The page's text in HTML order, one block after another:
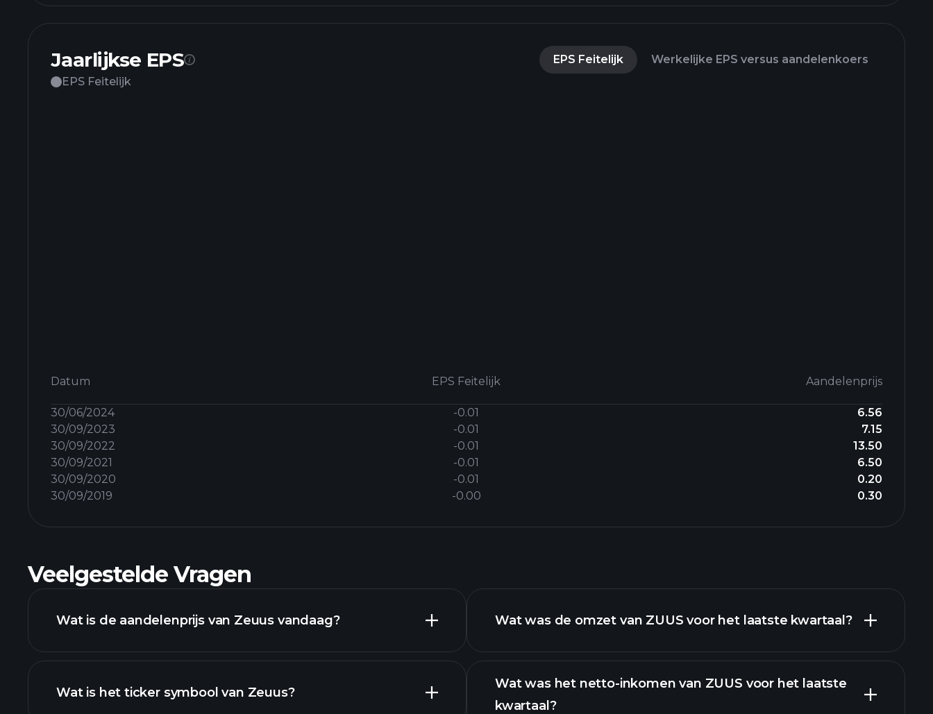
Jaarlijkse EPS EPS Feitelijk
Werkelijke EPS versus aandelenkoers
EPS Feitelijk
Datum EPS Feitelijk Aandelenprijs
30/06/2024 -0.01
6.56
30/09/2023
-0.01
7.15
30/09/2022
-0.01
13.50
30/09/2021
-0.01
6.50
30/09/2020
-0.01
0.20
30/09/2019
-0.00 0.30
Veelgestelde Vragen
Wat is de aandelenprijs van Zeuus vandaag?
Wat is het ticker symbool van Zeuus?
Wat was de omzet van ZUUS voor het laatste kwartaal?
Wat was het netto-inkomen van ZUUS voor het laatste
kwartaal?